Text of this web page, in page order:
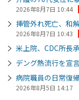
2026年8月7日 10:44
挿管外れ死亡、
2026年8月7日 10:43
米上院、CDC所
デング熱流行を
病院職員の日常
2026年8月5日 14:17